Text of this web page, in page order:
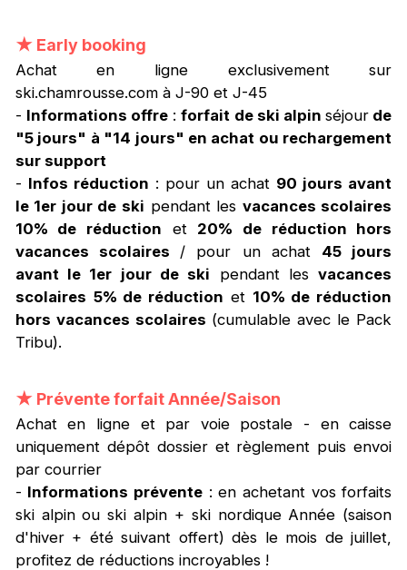
★ Early booking
Achat en ligne exclusivement sur
ski.chamrousse.com à J-90 et J-45
- Informations offre :forfait de ski alpinséjour de
"5 jours" à "14 jours" en achat ou rechargement
sur support
- Infos réduction : pour un achat 90 jours avant
le 1er jour de ski pendant les vacances scolaires
10% de réduction et 20% de réduction hors
vacances scolaires / pour un achat 45 jours
avant le 1er jour de ski pendant lesvacances
scolaires 5% de réduction et 10% de réduction
hors vacances scolaires (cumulable avec le Pack
Tribu).
★ Prévente forfait Année/Saison
Achat en ligne et par voie postale - en caisse
uniquement dépôt dossier et règlement puis envoi
par courrier
- Informations prévente : en achetant vos forfaits
ski alpin ou ski alpin + ski nordique Année (saison
d'hiver + été suivant offert) dès le mois de juillet,
profitez de réductions incroyables !